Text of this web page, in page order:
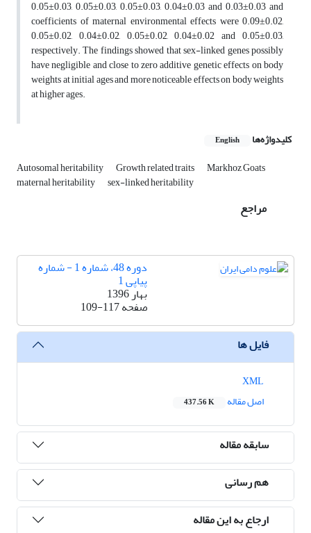
0.05±0.03, 0.05±0.03, 0.05±0.03, 0.04±0.03 and 0.03±0.03 and
coefficients of maternal environmental effects were 0.09±0.02,
0.05±0.02, 0.04±0.02, 0.05±0.02, 0.04±0.02 and 0.05±0.03,
respectively. The findings showed that sex-linked genes possibly
have negligible and close to zero additive genetic effects on body
weights at initial ages and more noticeable effects on body weights
at higher ages.
کلیدواژه‌ها English
Autosomal heritability Growth related traits Markhoz Goats
maternal heritability sex-linked heritability
مراجع
دوره 48، شماره 1 - شماره
پیاپی 1
بهار 1396
صفحه109-117
فایل ها
اصل مقاله
437.56 K
سابقه مقاله
هم رسانی
ارجاع به این مقاله